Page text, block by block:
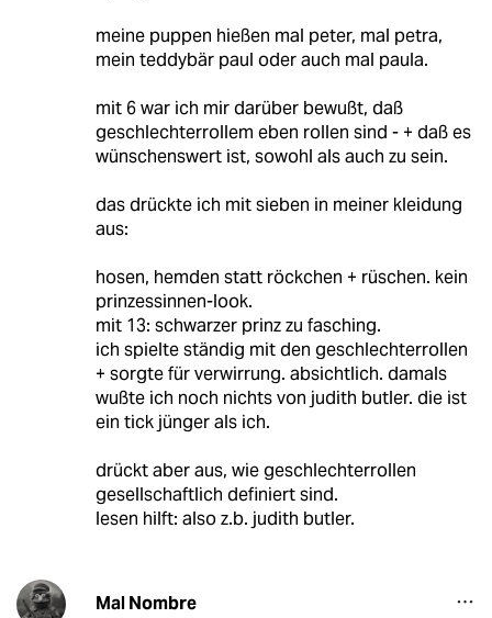
meine puppen hießen mal peter, mal petra,
mein teddybär paul oder auch mal paula.
mit 6 war ich mir darüber bewußt, daß
geschlechterrollem eben rollen sind - + daß es
wünschenswert ist, sowohl als auch zu sein.
das drückte ich mit sieben in meiner kleidung
aus:
hosen, hemden statt röckchen + rüschen. kein
prinzessinnen-look.
mit 13: schwarzer prinz zu fasching.
ich spielte ständig mit den geschlechterrollen
+ sorgte für verwirrung. absichtlich. damals
wußte ich noch nichts von judith butler. die ist
ein tick jünger als ich.
drückt aber aus, wie geschlechterrollen
gesellschaftlich definiert sind.
lesen hilft: also z.b. judith butler.
Mal Nombre